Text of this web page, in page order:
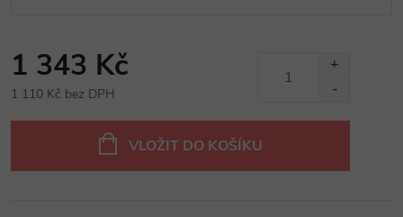
1 343 Kč
1 110 Kč bez DPH
VLOŽIT DO KOŠÍKU